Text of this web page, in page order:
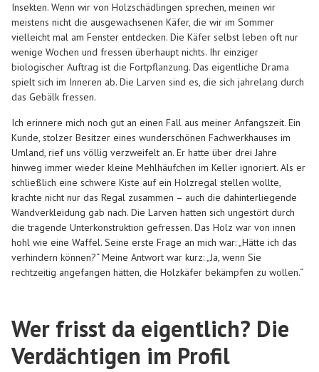
Insekten. Wenn wir von Holzschädlingen sprechen, meinen wir
meistens nicht die ausgewachsenen Käfer, die wir im Sommer
vielleicht mal am Fenster entdecken. Die Käfer selbst leben oft nur
wenige Wochen und fressen überhaupt nichts. Ihr einziger
biologischer Auftrag ist die Fortpflanzung. Das eigentliche Drama
spielt sich im Inneren ab. Die Larven sind es, die sich jahrelang durch
das Gebälk fressen.
Ich erinnere mich noch gut an einen Fall aus meiner Anfangszeit. Ein
Kunde, stolzer Besitzer eines wunderschönen Fachwerkhauses im
Umland, rief uns völlig verzweifelt an. Er hatte über drei Jahre
hinweg immer wieder kleine Mehlhäufchen im Keller ignoriert. Als er
schließlich eine schwere Kiste auf ein Holzregal stellen wollte,
krachte nicht nur das Regal zusammen – auch die dahinterliegende
Wandverkleidung gab nach. Die Larven hatten sich ungestört durch
die tragende Unterkonstruktion gefressen. Das Holz war von innen
hohl wie eine Waffel. Seine erste Frage an mich war: „Hätte ich das
verhindern können?“ Meine Antwort war kurz: „Ja, wenn Sie
rechtzeitig angefangen hätten, die Holzkäfer bekämpfen zu wollen.“
Wer frisst da eigentlich? Die
Verdächtigen im Profil